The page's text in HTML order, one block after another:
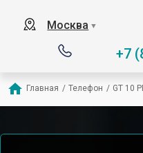
Москва ▼
+7
Главная / Телефон / GT 10